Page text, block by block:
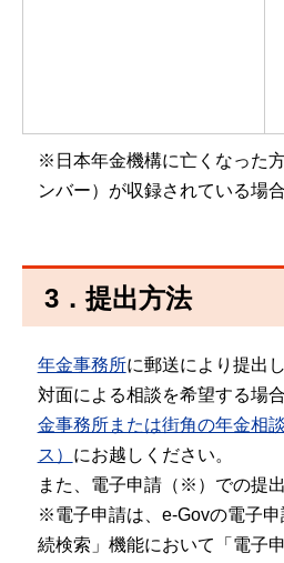
※日本年金機構に亡くなった
ンバー）が収録されている場
3．提出方法
年金事務所に郵送により提出
対面による相談を希望する場合
金事務所または街角の年金相
ス） にお越しください。
また、電子申請（※）での提出
※電子申請は、e-Govの電子
続検索」機能において「電子